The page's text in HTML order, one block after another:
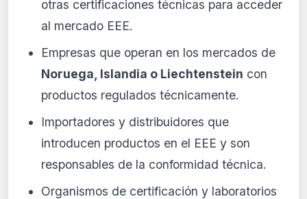
otras certificaciones técnicas para acceder
al mercado EEE.
Empresas que operan en los mercados de
Noruega, Islandia o Liechtenstein con
productos regulados técnicamente.
Importadores y distribuidores que
introducen productos en el EEE y son
responsables de la conformidad técnica.
Organismos de certificación y laboratorios